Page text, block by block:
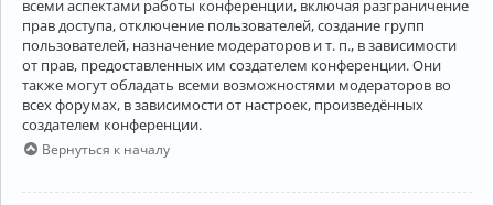
всеми аспектами работы конференции, включая разграничение
прав доступа, отключение пользователей, создание групп
пользователей, назначение модераторов и т. п., в зависимости
от прав, предоставленных им создателем конференции. Они
также могут обладать всеми возможностями модераторов во
всех форумах, в зависимости от настроек, произведённых
создателем конференции.
Вернуться к началу